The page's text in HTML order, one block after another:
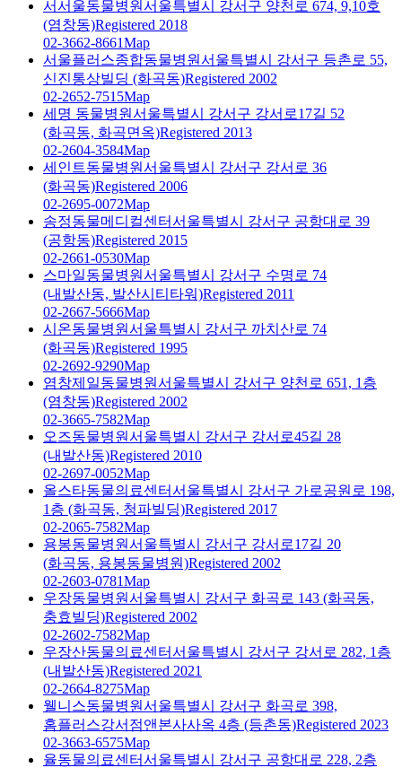
서서울동물병원서울특별시 강서구 양천로 674, 9,10호
(염창동)Registered 2018
02-3662-8661Map
서울플러스종합동물병원서울특별시 강서구 등촌로 55,
신진통상빌딩 (화곡동)Registered 2002
02-2652-7515Map
세명 동물병원서울특별시 강서구 강서로17길 52
(화곡동, 화곡면옥)Registered 2013
02-2604-3584Map
세인트동물병원서울특별시 강서구 강서로 36
(화곡동)Registered 2006
02-2695-0072Map
송정동물메디컬센터서울특별시 강서구 공항대로 39
(공항동)Registered 2015
02-2661-0530Map
스마일동물병원서울특별시 강서구 수명로 74
(내발산동, 발산시티타워)Registered 2011
02-2667-5666Map
시온동물병원서울특별시 강서구 까치산로 74
(화곡동)Registered 1995
02-2692-9290Map
염창제일동물병원서울특별시 강서구 양천로 651, 1층
(염창동)Registered 2002
02-3665-7582Map
오즈동물병원서울특별시 강서구 강서로45길 28
(내발산동)Registered 2010
02-2697-0052Map
올스타동물의료센터서울특별시 강서구 가로공원로 198,
1층 (화곡동, 청파빌딩)Registered 2017
02-2065-7582Map
용봉동물병원서울특별시 강서구 강서로17길 20
(화곡동, 용봉동물병원)Registered 2002
02-2603-0781Map
우장동물병원서울특별시 강서구 화곡로 143 (화곡동,
충효빌딩)Registered 2002
02-2602-7582Map
우장산동물의료센터서울특별시 강서구 강서로 282, 1층
(내발산동)Registered 2021
02-2664-8275Map
웰니스동물병원서울특별시 강서구 화곡로 398,
홈플러스강서점앤본사사옥 4층 (등촌동)Registered 2023
02-3663-6575Map
율동물의료센터서울특별시 강서구 공항대로 228, 2층